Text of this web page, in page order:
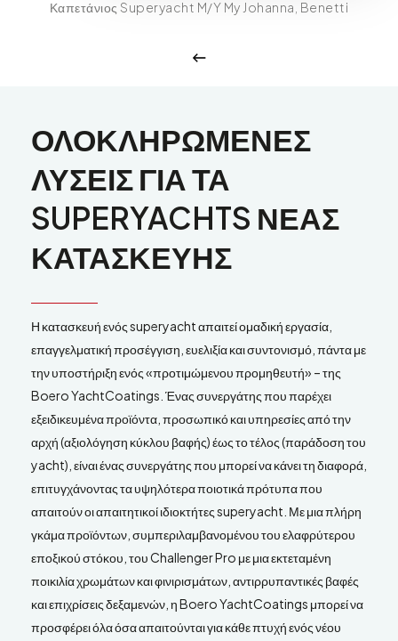
Καπετάνιος Superyacht M/Y My Johanna, Benetti
ΟΛΟΚΛΗΡΩΜΕΝΕΣ
ΛΥΣΕΙΣΓΙΑΤΑ
SUPERYACHTS ΝΕΑΣ
ΚΑΤΑΣΚΕΥΗΣ
Η κατασκευή ενός superyacht απαιτεί ομαδική εργασία,
επαγγελματική προσέγγιση, ευελιξία και συντονισμό, πάντα με
την υποστήριξη ενός «προτιμώμενου προμηθευτή» – της
Boero YachtCoatings. Ένας συνεργάτης που παρέχει
εξειδικευμένα προϊόντα, προσωπικό και υπηρεσίες από την
αρχή (αξιολόγηση κύκλου βαφής) έως το τέλος (παράδοση του
yacht), είναι ένας συνεργάτης που μπορεί να κάνει τη διαφορά,
επιτυγχάνοντας τα υψηλότερα ποιοτικά πρότυπα που
απαιτούν οι απαιτητικοί ιδιοκτήτες superyacht. Με μια πλήρη
γκάμα προϊόντων, συμπεριλαμβανομένου του ελαφρύτερου
εποξικού στόκου, του Challenger Pro με μια εκτεταμένη
ποικιλία χρωμάτων και φινιρισμάτων, αντιρρυπαντικές βαφές
και επιχρίσεις δεξαμενών, η Boero YachtCoatings μπορεί να
προσφέρει όλα όσα απαιτούνται για κάθε πτυχή ενός νέου